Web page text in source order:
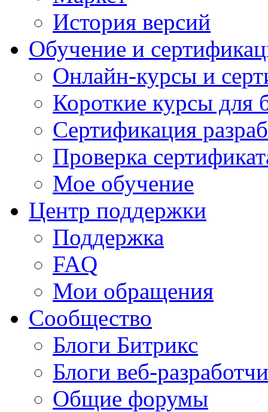
История версий
Обучение и
Онлайн-курсы и
Короткие курсы для
Сертификация
Проверка
Мое обучение
Центр поддержки
Поддержка
FAQ
Мои обращения
Сообщество
Блоги Битрикс
Блоги веб-
Общие форумы